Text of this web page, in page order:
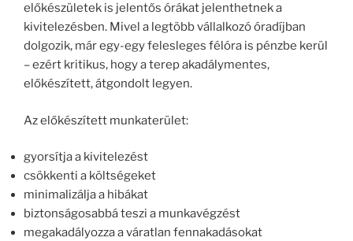
előkészületek is jelentős órákat jelenthetnek a
kivitelezésben. Mivel a legtöbb vállalkozó óradíjban
dolgozik, már egy-egy felesleges félóra is pénzbe kerül
– ezért kritikus, hogy a terep akadálymentes,
előkészített, átgondolt legyen.
Az előkészített munkaterület:
gyorsítja a kivitelezést
csökkenti a költségeket
minimalizálja a hibákat
biztonságosabbá teszi a munkavégzést
megakadályozza a váratlan fennakadásokat